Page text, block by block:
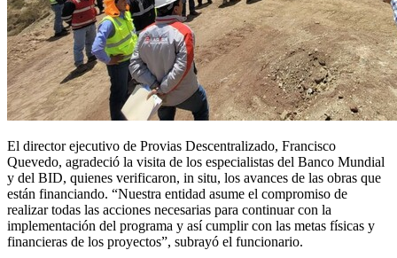
El director ejecutivo de Provias Descentralizado, Francisco
Quevedo, agradeció la visita de los especialistas del Banco Mundial
y del BID, quienes verificaron, in situ, los avances de las obras que
están financiando. “Nuestra entidad asume el compromiso de
realizar todas las acciones necesarias para continuar con la
implementación del programa y así cumplir con las metas físicas y
financieras de los proyectos”, subrayó el funcionario.